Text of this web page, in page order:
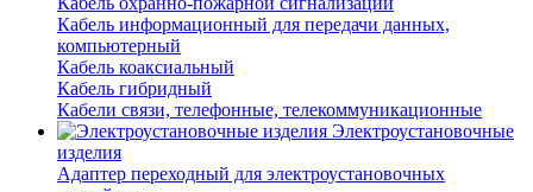
Кабель информационный для передачи данных,
компьютерный
Кабель коаксиальный
Кабель гибридный
Кабели связи, телефонные, телекоммуникационные
Электроустановочные
изделия
Адаптер переходный для электроустановочных